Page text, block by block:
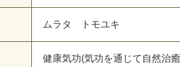
ムラタ トモユキ
健康気功(気功を通じて自然治